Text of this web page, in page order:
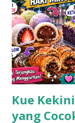
Kue
yang